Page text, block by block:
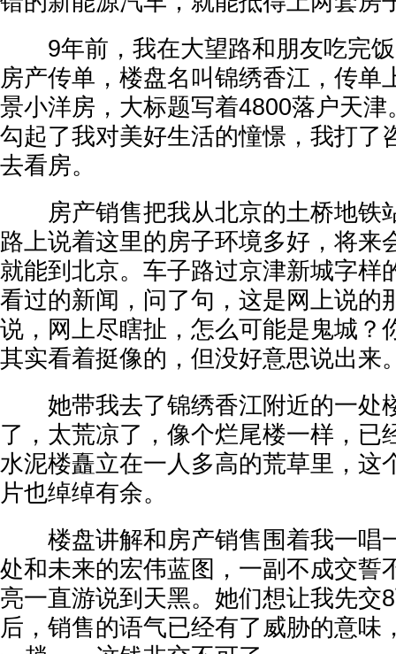
9年前，我在大望路和朋友吃完饭
房产传单，楼盘名叫锦绣香江，传单
景小洋房，大标题写着4800落户天
勾起了我对美好生活的憧憬，我打了
去看房。
房产销售把我从北京的土桥地铁
路上说着这里的房子环境多好，将来
就能到北京。车子路过京津新城字样
看过的新闻，问了句，这是网上说的
说，网上尽瞎扯，怎么可能是鬼城？
其实看着挺像的，但没好意思说出来
她带我去了锦绣香江附近的一处
了，太荒凉了，像个烂尾楼一样，已
水泥楼矗立在一人多高的荒草里，这
片也绰绰有余。
楼盘讲解和房产销售围着我一唱
处和未来的宏伟蓝图，一副不成交誓
亮一直游说到天黑。她们想让我先交
后，销售的语气已经有了威胁的意味